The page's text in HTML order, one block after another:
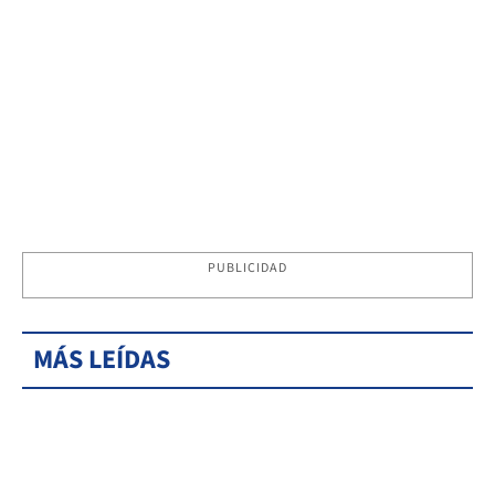
PUBLICIDAD
MÁS LEÍDAS